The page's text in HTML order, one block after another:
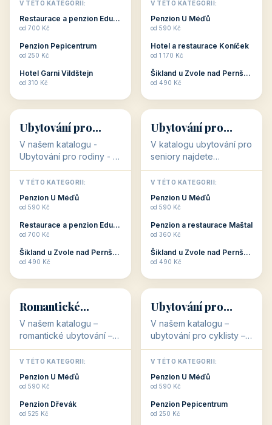
dovolenou přímo
souvisejí. Aktivní
odpočinek jso...
V TÉTO KATEGORII:
Restaurace a penzion Eduard
od 700 Kč
Penzion Pepicentrum
od 250 Kč
Hotel Garni Vildštejn
od 310 Kč
cenově dostupné
ubytování v ČR. Budete
c...
V TÉTO KATEGORII:
Penzion U Méďů
od 590 Kč
Hotel a restaurace Koníček
od 1 170 Kč
Šikland u Zvole nad Pernštejnem
od 490 Kč
👨‍👩‍👧‍👦
👨‍👩‍👧‍👦
34 objektů
Ubytování pro
rodiny
V našem katalogu -
Ubytování pro rodiny -
jsou pro Vás připraveny
objekty, které svojí
polohou či vybaveností,
nabízí klidné ubytování
V TÉTO KATEGORII:
Penzion U Méďů
od 590 Kč
Restaurace a penzion Eduard
od 700 Kč
Šikland u Zvole nad Pernštejnem
od 490 Kč
🧓
🧓
33 objektů
Ubytování pro
seniory
V katalogu ubytování pro
seniory najdete
penziony a hotely, které
jsou přizpůsobeny pro
ubytování klientů vyššího
věku. Některé z nich
V TÉTO KATEGORII:
Penzion U Méďů
od 590 Kč
Penzion a restaurace Maštal
od 360 Kč
Šikland u Zvole nad Pernštejnem
od 490 Kč
💕
💕
Romantické
ubytování
V našem katalogu –
romantické ubytování –
jsou pro Vás připraveny
objekty, které svojí
stavbou, polohou anebo
zaměřením nabízí
Romantické ...
V TÉTO KATEGORII:
Penzion U Méďů
od 590 Kč
Penzion Dřevák
od 525 Kč
🚴
🚴
32 objektů
Ubytování pro
cyklisty
V našem katalogu –
ubytování pro cyklisty –
jsou pro Vás připraveny
objekty, které jsou na
milovníky cykloturistiky
připraveny. Většinou mají
V TÉTO KATEGORII:
Penzion U Méďů
od 590 Kč
Penzion Pepicentrum
od 250 Kč